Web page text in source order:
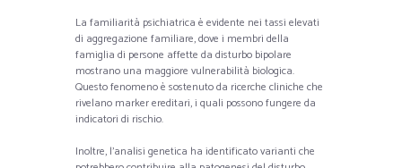
La familiarità psichiatrica è evidente nei tassi elevati
di aggregazione familiare, dove i membri della
famiglia di persone affette da disturbo bipolare
mostrano una maggiore vulnerabilità biologica.
Questo fenomeno è sostenuto da ricerche cliniche che
rivelano marker ereditari, i quali possono fungere da
indicatori di rischio.
Inoltre, l’analisi genetica ha identificato varianti che